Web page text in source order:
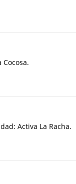
Activa La Racha.